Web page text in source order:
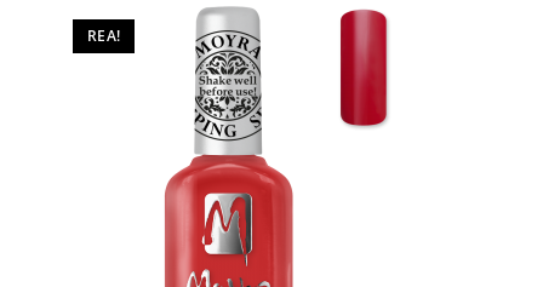
REA!